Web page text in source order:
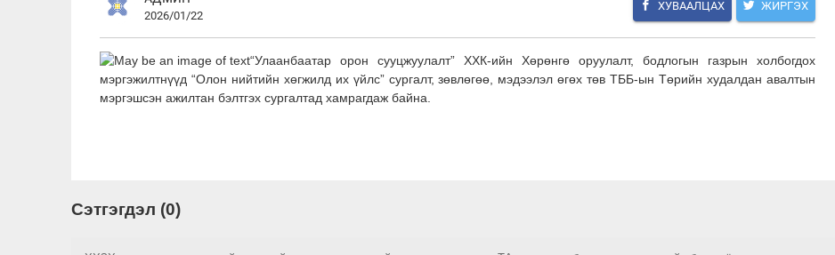
2026/01/22
ХУВААЛЦАХ ЖИРГЭХ
“Улаанбаатар орон сууцжуулалт” ХХК-ийн Хөрөнгө оруулалт, бодлогын газрын холбогдох
мэргэжилтнүүд “Олон нийтийн хөгжилд их үйлс” сургалт, зөвлөгөө, мэдээлэл өгөх төв ТББ-ын Төрийн худалдан авалтын
мэргэшсэн ажилтан бэлтгэх сургалтад хамрагдаж байна.
Сэтгэгдэл (0)